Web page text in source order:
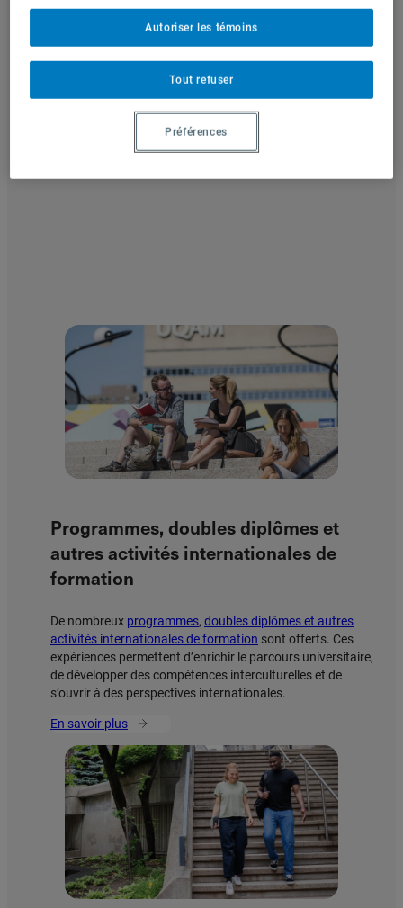
Depuis 1999, l’international est au cœur de la Faculté de
science politique et de droit. Tous les programmes intègrent
une dimension internationale : stages, séjours d’études,
concours, simulations et parcours de maîtrise menant à un
double diplôme avec des universités partenaires.
Programmes, doubles diplômes et
autres activités internationales de
formation
De nombreux programmes, doubles diplômes et autres
activités internationales de formation sont offerts. Ces
expériences permettent d’enrichir le parcours universitaire,
de développer des compétences interculturelles et de
s’ouvrir à des perspectives internationales.
En savoir plus
Tout refuser
Autoriser les témoins
Préférences